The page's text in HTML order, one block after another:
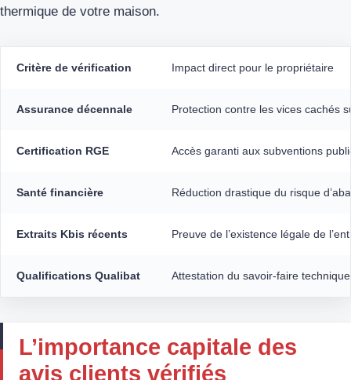
thermique de votre maison.
Critère de vérification Impact direct pour le propriétaire
Assurance décennale Protection contre les vices cachés
Certification RGE Accès garanti aux subventions
Santé financière Réduction drastique du risque
Extraits Kbis récents Preuve de l’existence légale de
Qualifications Qualibat Attestation du savoir-faire
L’importance capitale des
avis clients vérifiés